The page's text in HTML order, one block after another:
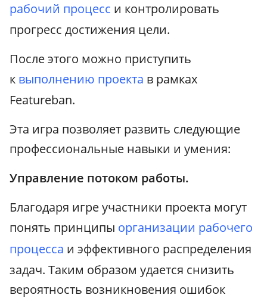
рабочий процесс и контролировать
прогресс достижения цели.
После этого можно приступить
к выполнению проекта в рамках
Featureban.
Эта игра позволяет развить следующие
профессиональные навыки и умения:
Управление потоком работы.
Благодаря игре участники проекта могут
понять принципы организации рабочего
процесса и эффективного распределения
задач. Таким образом удается снизить
вероятность возникновения ошибок